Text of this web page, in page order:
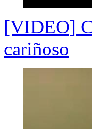
[VIDEO]
cariñoso